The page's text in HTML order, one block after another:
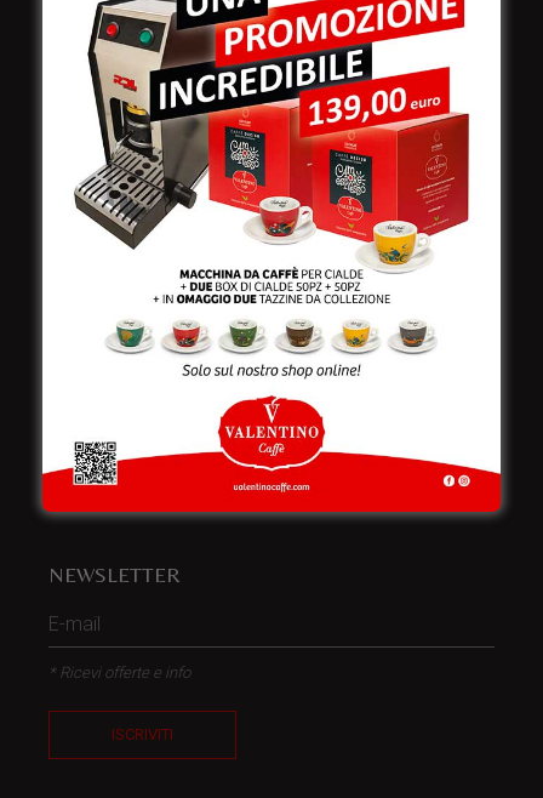
Stabilimento
e produzione:
Viale Croazia 8 (Z.I.)
73100 Lecce
Italy
+39 0832 279866
info@valentinocaffespa.com
Partita Iva:02583710757
NEWSLETTER
* Ricevi offerte e info
ISCRIVITI